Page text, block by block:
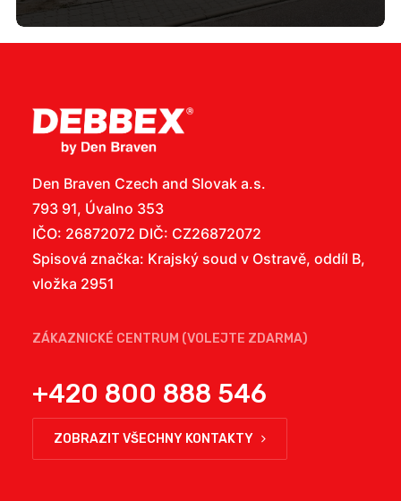
Den Braven Czech and Slovak a.s.
793 91, Úvalno 353
IČO: 26872072 DIČ: CZ26872072
Spisová značka: Krajský soud v Ostravě, oddíl B,
vložka 2951
ZÁKAZNICKÉ CENTRUM (VOLEJTE ZDARMA)
+420 800 888 546
ZOBRAZIT VŠECHNY KONTAKTY